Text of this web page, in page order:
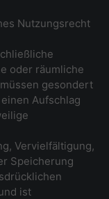
Nutzungsrecht
oder räumliche
gesondert
Aufschlag
Vervielfältigung,
Speicherung
ist